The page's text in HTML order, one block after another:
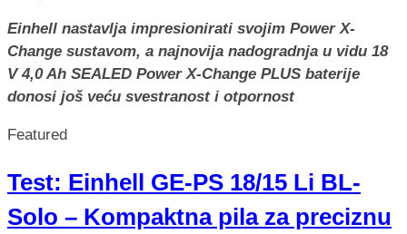
Einhell nastavlja impresionirati svojim Power X-
Change sustavom, a najnovija nadogradnja u vidu 18
V 4,0 Ah SEALED Power X-Change PLUS baterije
donosi još veću svestranost i otpornost
Featured
Test: Einhell GE-PS 18/15 Li BL-
Solo – Kompaktna pila za preciznu